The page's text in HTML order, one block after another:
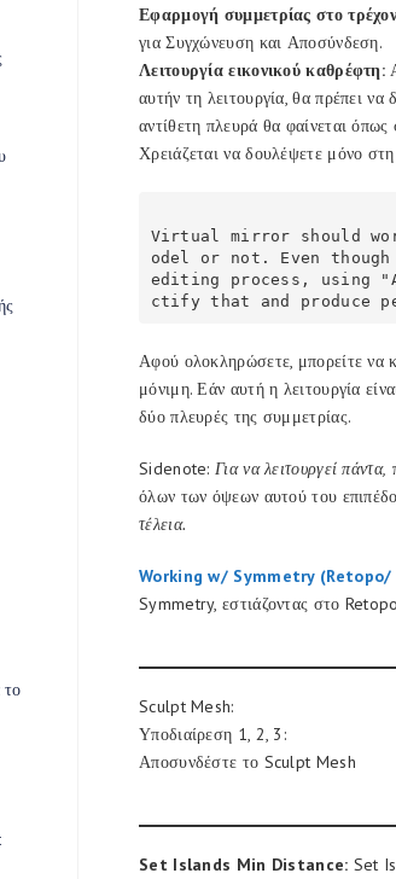
το
Εφαρμογή συμμετρίας στο
για Συγχώνευση και Αποσύνδεση.
Λειτουργία εικονικού καθρέφτη:
αυτήν τη λειτουργία, θα πρέπει
αντίθετη πλευρά θα φαίνεται
Χρειάζεται να δουλέψετε μόνο
Virtual mirror should
odel or not. Even
editing process, using
ctify that and produce
Αφού ολοκληρώσετε, μπορείτε να
μόνιμη. Εάν αυτή η λειτουργία
δύο πλευρές της συμμετρίας.
Sidenote: Για να λειτουργεί πάντα,
όλων των όψεων αυτού του
τέλεια.
Working w/ Symmetry (Retopo/
Symmetry, εστιάζοντας στο
Sculpt Mesh:
Υποδιαίρεση 1, 2, 3:
Αποσυνδέστε το Sculpt Mesh
Set Islands Min Distance: Set